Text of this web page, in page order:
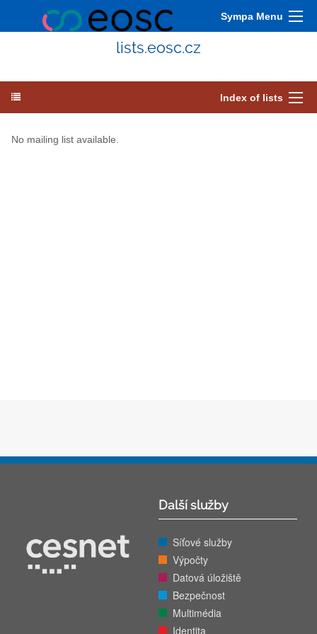
Sympa Menu
lists.eosc.cz
Index of lists
No mailing list available.
Další služby
Síťové služby
Výpočty
Datová úložiště
Bezpečnost
Multimédia
Identita